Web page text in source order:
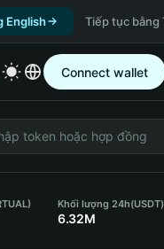
English Tiếp tục bằng
Connect wallet
Khối lượng 24h(USDT)
6.32M